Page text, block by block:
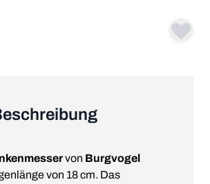
von Burgvogel
von 18 cm. Das